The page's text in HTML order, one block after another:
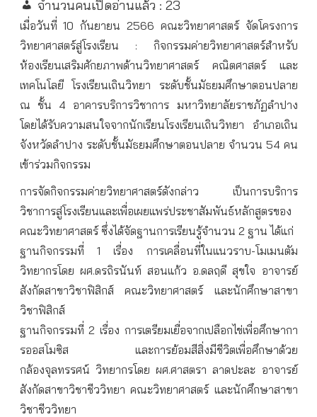
จำนวนคนเปิดอ่านแล้ว : 23
เมื่อวันที่ 10 กันยายน 2566 คณะวิทยาศาสตร์ จัดโครงการ
วิทยาศาสตร์สู่โรงเรียน : กิจกรรมค่ายวิทยาศาสตร์สำหรับ
ห้องเรียนเสริมศักยภาพด้านวิทยาศาสตร์ คณิตศาสตร์ และ
เทคโนโลยี โรงเรียนเถินวิทยา ระดับชั้นมัธยมศึกษาตอนปลาย
ณ ชั้น 4 อาคารบริการวิชาการ มหาวิทยาลัยราชภัฏลำปาง
โดยได้รับความสนใจจากนักเรียนโรงเรียนเถินวิทยา อำเภอเถิน
จังหวัดลำปาง ระดับชั้นมัธยมศึกษาตอนปลาย จำนวน 54 คน
เข้าร่วมกิจกรรม
การจัดกิจกรรมค่ายวิทยาศาสตร์ดังกล่าว เป็นการบริการ
วิชาการสู่โรงเรียนและเพื่อเผยแพร่ประชาสัมพันธ์หลักสูตรของ
คณะวิทยาศาสตร์ ซึ่งได้จัดฐานการเรียนรู้จำนวน 2 ฐาน ได้แก่
ฐานกิจกรรมที่ 1 เรื่อง การเคลื่อนที่ในแนวราบ-โมเมนตัม
วิทยากรโดย ผศ.ดรถิรนันท์ สอนแก้ว อ.ดลฤดี สุขใจ อาจารย์
สังกัดสาขาวิชาฟิสิกส์ คณะวิทยาศาสตร์ และนักศึกษาสาขา
วิชาฟิสิกส์
ฐานกิจกรรมที่ 2 เรื่อง การเตรียมเยื่อจากเปลือกไข่เพื่อศึกษากา
รออสโมซิส และการย้อมสีสิ่งมีชีวิตเพื่อศึกษาด้วย
กล้องจุลทรรศน์ วิทยากรโดย ผศ.ศาสตรา ลาดปะละ อาจารย์
สังกัดสาขาวิชาชีววิทยา คณะวิทยาศาสตร์ และนักศึกษาสาขา
วิชาชีววิทยา